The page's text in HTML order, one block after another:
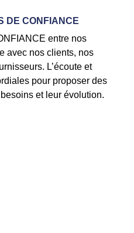
DE CONFIANCE
entre nos
avec nos clients, nos
L’écoute et
pour proposer des
et leur évolution.